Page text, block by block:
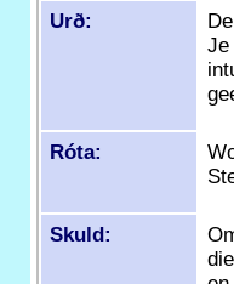
Urð:
Je
Róta:
Skuld: